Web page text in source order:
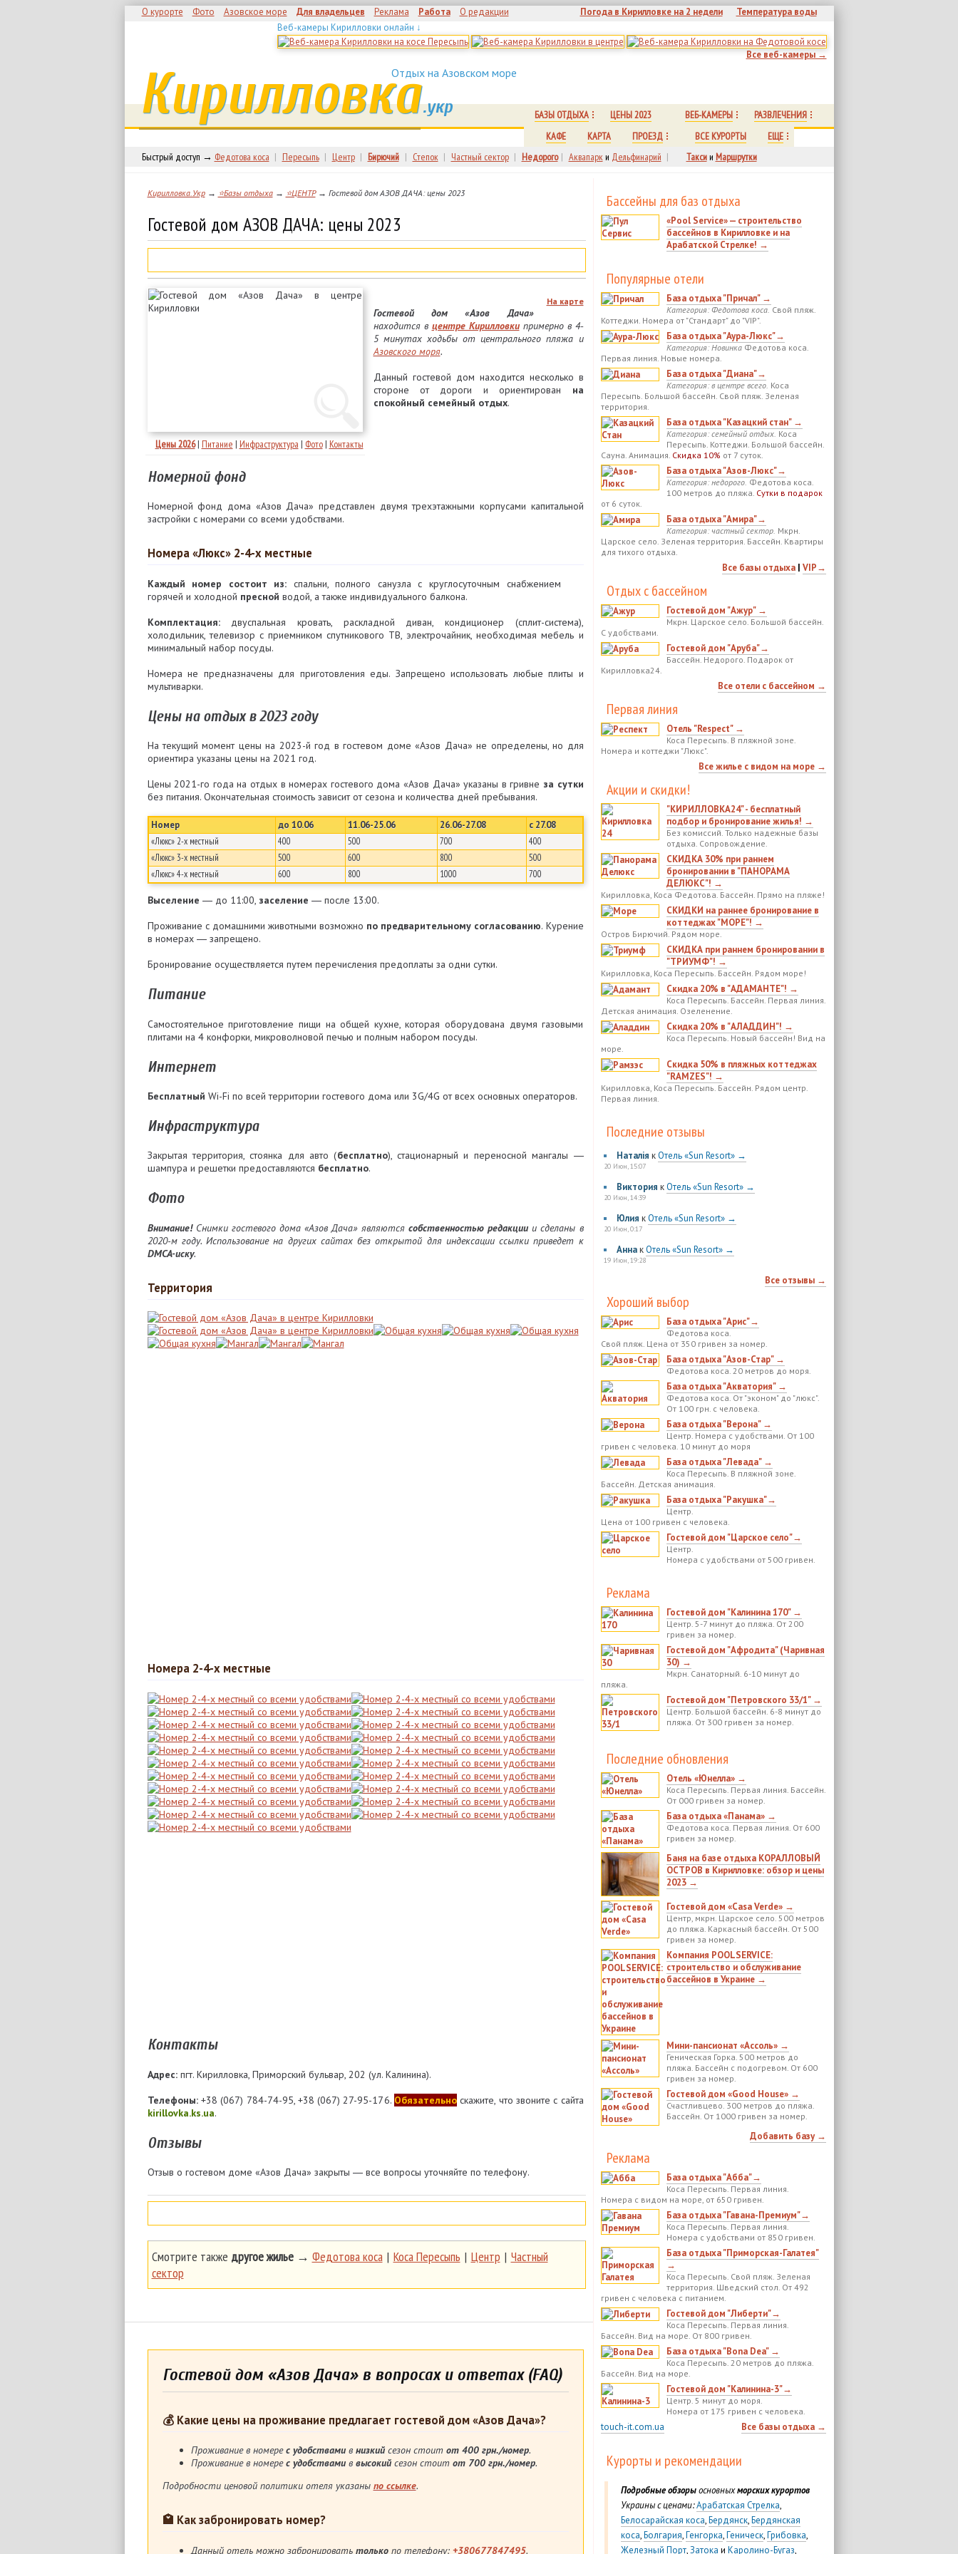
О курорте Фото Азовское море Для владельцев Реклама Работа О редакции Погода в Кирилловке на 2 недели
Температура воды
Веб-камеры Кирилловки онлайн ↓
Все веб-камеры →
Отдых на Азовском море
Кирилловка.укр БАЗЫ ОТДЫХА ЦЕНЫ 2023 ВЕБ-КАМЕРЫ
РАЗВЛЕЧЕНИЯ
КАФЕ
КАРТА ПРОЕЗД ВСЕ КУРОРТЫ
ЕЩЕ
Быстрый доступ → Федотова коса | Пересыпь | Центр | Бирючий | Степок | Частный сектор | Недорого | Аквапарки Дельфинарий | Таксии Маршрутки
Кирилловка.Укр→ ⭐Базы отдыха→ ⭐ЦЕНТР→ Гостевой дом АЗОВ ДАЧА: цены 2023
Гостевой дом АЗОВ ДАЧА: цены 2023
Цены 2026| Питание | Инфраструктура | Фото| Контакты
На карте
Гостевой дом «Азов Дача»
находится в центре Кирилловкипримерно в 4-
5 минутах ходьбы от центрального пляжа и
Азовского моря.
Данный гостевой дом находится несколько в
стороне от дороги и ориентирован на
спокойный семейный отдых.
Номерной фонд
Номерной фонд дома «Азов Дача» представлен двумя трехэтажными корпусами капитальной
застройки с номерами со всеми удобствами.
Номера «Люкс» 2-4-х местные
Каждый номер состоит из: спальни, полного санузла с круглосуточным снабжением
горячей и холодной пресной водой, а также индивидуального балкона.
Комплектация:двуспальная кровать, раскладной диван, кондиционер (сплит-система),
холодильник, телевизор с приемником спутникового ТВ, электрочайник, необходимая мебель и
минимальный набор посуды.
Номера не предназначены для приготовления еды. Запрещено использовать любые плиты и
мультиварки.
Цены на отдых в 2023 году
На текущий момент цены на 2023-й год в гостевом доме «Азов Дача» не определены, но для
ориентира указаны цены на 2021 год.
Цены 2021-го года на отдых в номерах гостевого дома «Азов Дача» указаны в гривне за сутки
без питания. Окончательная стоимость зависит от сезона и количества дней пребывания.
Номер до 10.06 11.06-25.06 26.06-27.08
с 27.08
«Люкс» 2-х местный
400 500 700
400
«Люкс» 3-х местный
500 600 800
500
«Люкс» 4-х местный
600 800 1000 700
Выселение ― до 11:00, заселение ― после 13:00.
Проживание с домашними животными возможно по предварительному согласованию. Курение
в номерах ― запрещено.
Бронирование осуществляется путем перечисления предоплаты за одни сутки.
Питание
Самостоятельное приготовление пищи на общей кухне, которая оборудована двумя газовыми
плитами на 4 конфорки, микроволновой печью и полным набором посуды.
Интернет
Бесплатный Wi-Fi по всей территории гостевого дома или 3G/4G от всех основных операторов.
Инфраструктура
Закрытая территория, стоянка для авто (бесплатно), стационарный и переносной мангалы ―
шампура и решетки предоставляются бесплатно.
Фото
Внимание!Снимки гостевого дома «Азов Дача» являются собственностью редакциии сделаны в
2020-м году. Использование на других сайтах без открытой для индексации ссылки приведет к
DMCA-иску.
Территория
Номера 2-4-х местные
Контакты
Адрес:пгт. Кирилловка, Приморский бульвар, 202 (ул. Калинина).
Телефоны:+38 (067) 784-74-95, +38 (067) 27-95-176. Обязательноскажите, что звоните с сайта
kirillovka.ks.ua.
Отзывы
Отзыв о гостевом доме «Азов Дача» закрыты ― все вопросы уточняйте по телефону.
Смотрите также другое жилье→ Федотова коса | Коса Пересыпь | Центр | Частный
сектор
Гостевой дом «Азов Дача» в вопросах и ответах (FAQ)
💰 Какие цены на проживание предлагает гостевой дом «Азов Дача»?
Проживание в номерес удобствамив низкийсезон стоит от 400 грн./номер.
Проживание в номерес удобствамив высокийсезон стоит от 700 грн./номер.
Подробности ценовой политики отеля указаны по ссылке.
🏩 Как забронировать номер?
Данный отель можно забронировать толькопо телефону: +380677847495.
Бассейны для баз отдыха
«Pool Service» — строительство
бассейнов в Кирилловке и на
Арабатской Стрелке! →
Популярные отели
База отдыха "Причал" →
Категория: Федотова коса. Свой пляж.
Коттеджи. Номера от "Стандарт" до "VIP".
База отдыха "Аура-Люкс"→
Категория: НовинкаФедотова коса.
Первая линия. Новые номера.
База отдыха "Диана"→
Категория: в центре всего. Коса
Пересыпь. Большой бассейн. Свой пляж. Зеленая
территория.
База отдыха "Казацкий стан" →
Категория: семейный отдых. Коса
Пересыпь. Коттеджи. Большой бассейн.
Сауна. Анимация. Скидка 10% от 7 суток.
База отдыха "Азов-Люкс"→
Категория: недорого. Федотова коса.
100 метров до пляжа. Сутки в подарок
от 6 суток.
База отдыха "Амира"→
Категория: частный сектор. Мкрн.
Царское село. Зеленая территория. Бассейн. Квартиры
для тихого отдыха.
Все базы отдыха| VIP→
Отдых с бассейном
Гостевой дом "Ажур" →
Мкрн. Царское село. Большой бассейн.
С удобствами.
Гостевой дом "Аруба"→
Бассейн. Недорого. Подарок от
Кирилловка24.
Все отели с бассейном →
Первая линия
Отель "Respect" →
Коса Пересыпь. В пляжной зоне.
Номера и коттеджи "Люкс".
Все жилье с видом на море →
Акции и скидки!
"КИРИЛЛОВКА24" - бесплатный
подбор и бронирование жилья! →
Без комиссий. Только надежные базы
отдыха. Сопровождение.
СКИДКА 30% при раннем
бронировании в "ПАНОРАМА
ДЕЛЮКС"! →
Кирилловка, Коса Федотова. Бассейн. Прямо на пляже!
СКИДКИ на раннее бронирование в
коттеджах "МОРЕ"! →
Остров Бирючий. Рядом море.
СКИДКА при раннем бронировании в
"ТРИУМФ"! →
Кирилловка, Коса Пересыпь. Бассейн. Рядом море!
Скидка 20% в "АДАМАНТЕ"! →
Коса Пересыпь. Бассейн. Первая линия.
Детская анимация. Озеленение.
Скидка 20% в "АЛАДДИН"! →
Коса Пересыпь. Новый бассейн! Вид на
море.
Скидка 50% в пляжных коттеджах
"RAMZES"! →
Кирилловка, Коса Пересыпь. Бассейн. Рядом центр.
Первая линия.
Последние отзывы
Наталія кОтель «Sun Resort» →
20 Июн, 15:07
Виктория кОтель «Sun Resort» →
20 Июн, 14:39
Юлия кОтель «Sun Resort» →
20 Июн, 0:17
АннакОтель «Sun Resort» →
19 Июн, 19:28
Все отзывы →
Хороший выбор
База отдыха "Арис"→
Федотова коса.
Свой пляж. Цена от 350 гривен за номер.
База отдыха "Азов-Стар" →
Федотова коса. 20 метров до моря.
База отдыха "Акватория" →
Федотова коса. От "эконом" до "люкс".
От 100 грн. с человека.
База отдыха "Верона" →
Центр. Номера с удобствами. От 100
гривен с человека. 10 минут до моря
База отдыха "Левада" →
Коса Пересыпь. В пляжной зоне.
Бассейн. Детская анимация.
База отдыха "Ракушка"→
Центр.
Цена от 100 гривен с человека.
Гостевой дом "Царское село"→
Центр.
Номера с удобствами от 500 гривен.
Реклама
Гостевой дом "Калинина 170" →
Центр. 5-7 минут до пляжа. От 200
гривен за номер.
Гостевой дом "Афродита" (Чаривная
30) →
Мкрн. Санаторный. 6-10 минут до
пляжа.
Гостевой дом "Петровского 33/1" →
Центр. Большой бассейн. 6-8 минут до
пляжа. От 300 гривен за номер.
Последние обновления
Отель «Юнелла» →
Коса Пересыпь. Первая линия. Бассейн.
От 000 гривен за номер.
База отдыха «Панама» →
Федотова коса. Первая линия. От 600
гривен за номер.
Баня на базе отдыха КОРАЛЛОВЫЙ
ОСТРОВ в Кирилловке: обзор и цены
2023 →
Гостевой дом «Casa Verde» →
Центр, мкрн. Царское село. 500 метров
до пляжа. Каркасный бассейн. От 500
гривен за номер.
Компания POOLSERVICE:
строительство и обслуживание
бассейнов в Украине →
Мини-пансионат «Ассоль» →
Геническая Горка. 500 метров до
пляжа. Бассейн с подогревом. От 600
гривен за номер.
Гостевой дом «Good House» →
Счастливцево. 300 метров до пляжа.
Бассейн. От 1000 гривен за номер.
Добавить базу →
Реклама
База отдыха "Абба"→
Коса Пересыпь. Первая линия.
Номера с видом на море, от 650 гривен.
База отдыха "Гавана-Премиум"→
Коса Пересыпь. Первая линия.
Номера с удобствами от 850 гривен.
База отдыха "Приморская-Галатея"
→
Коса Пересыпь. Свой пляж. Зеленая
территория. Шведский стол. От 492
гривен с человека с питанием.
Гостевой дом "Либерти"→
Коса Пересыпь. Первая линия.
Бассейн. Вид на море. От 800 гривен.
База отдыха "Bona Dea" →
Коса Пересыпь. 20 метров до пляжа.
Бассейн. Вид на море.
Гостевой дом "Калинина-3"→
Центр. 5 минут до моря.
Номера от 175 гривен с человека.
Все базы отдыха →
touch-it.com.ua
Курорты и рекомендации
Подробные обзорыосновныхморских курортов
Украины с ценами: Арабатская Стрелка,
Белосарайская коса,Бердянск,Бердянская
коса,Болгария,Генгорка,Геническ,Грибовка,
Железный Порт,Затока и Каролино-Бугаз,